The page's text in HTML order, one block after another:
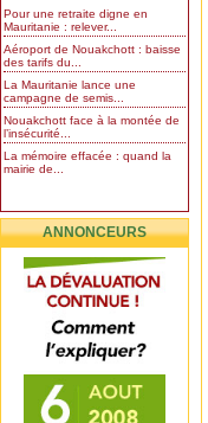
Pour une retraite digne en
Mauritanie : relever...
Aéroport de Nouakchott : baisse
des tarifs du...
La Mauritanie lance une
campagne de semis...
Nouakchott face à la montée de
l’insécurité...
La mémoire effacée : quand la
mairie de...
ANNONCEURS